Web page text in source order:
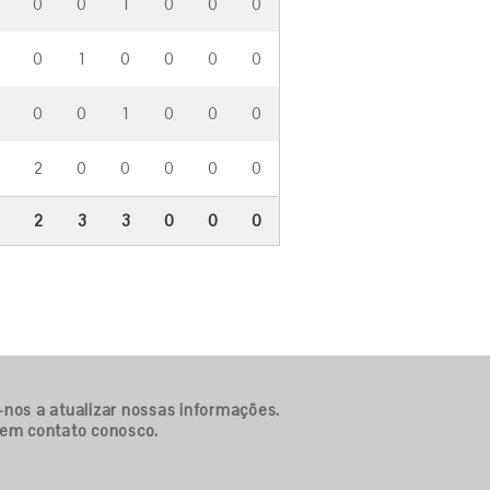
0 1 0 0 0 0
0 0 1 0 0 0
2 0 0 0 0 0
2 3 3 0 0 0
a atualizar nossas informações.
contato conosco.